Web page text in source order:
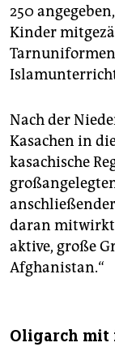
250
Kinder
Nach der
Kasachen in
kasachische
daran
aktive, große
Afghanistan.“
Oligarch mit